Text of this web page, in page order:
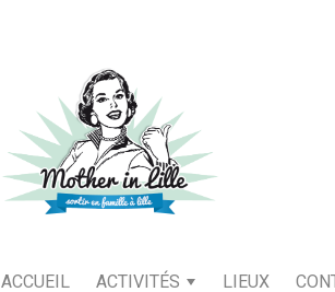
ACCUEIL ACTIVITÉS LIEUX